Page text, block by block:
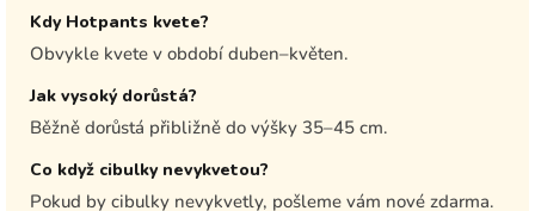
Kdy Hotpants kvete?
Obvykle kvete v období duben–květen.
Jak vysoký dorůstá?
Běžně dorůstá přibližně do výšky 35–45 cm.
Co když cibulky nevykvetou?
Pokud by cibulky nevykvetly, pošleme vám nové zdarma.